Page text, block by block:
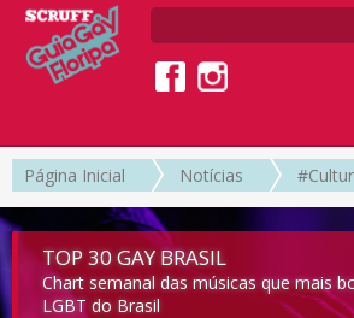
Página Inicial Notícias
TOP 30 GAY BRASIL
Chart semanal das músicas que mais
LGBT do Brasil